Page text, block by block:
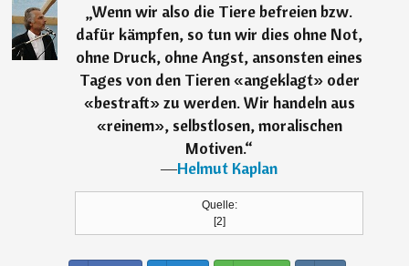
„Wenn wir also die Tiere befreien bzw.
dafür kämpfen, so tun wir dies ohne Not,
ohne Druck, ohne Angst, ansonsten eines
Tages von den Tieren «angeklagt» oder
«bestraft» zu werden. Wir handeln aus
«reinem», selbstlosen, moralischen
Motiven.“
―Helmut Kaplan
Quelle:
[2]